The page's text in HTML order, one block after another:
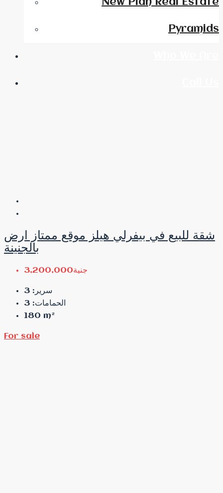
New Plan Real Estate
Pyramids
شقة للبيع في بيفرلي هيلز موقع ممتاز ارض
بالجنينة
جنية3,200,000
سرير: 3
الحمامات: 3
180 m²
For sale